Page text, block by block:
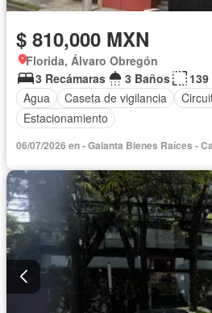
$ 810,000 MXN
Florida, Álvaro Obregón
3 Recámaras
3 Baños
139
Agua
Caseta de vigilancia
Estacionamiento
06/07/2026 en - Galanta Bienes Raíces -